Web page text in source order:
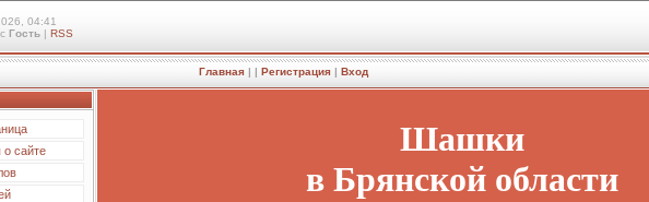
04:41
Гость | RSS
Главная| | Регистрация| Вход
сайте
Шашки
в Брянской области